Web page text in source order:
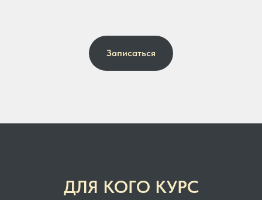
Записаться
ДЛЯ КОГО КУРС